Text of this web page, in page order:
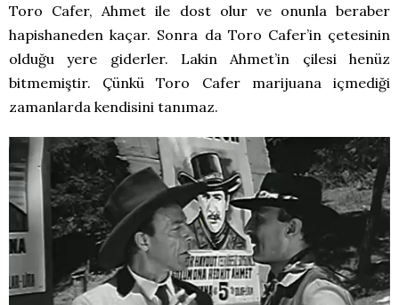
Toro Cafer, Ahmet ile dost olur ve onunla beraber
hapishaneden kaçar. Sonra da Toro Cafer’in çetesinin
olduğu yere giderler. Lakin Ahmet’in çilesi henüz
bitmemiştir. Çünkü Toro Cafer marijuana içmediği
zamanlarda kendisini tanımaz.